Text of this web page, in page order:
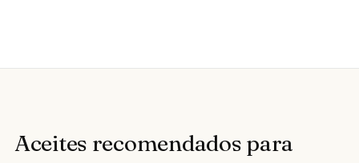
Aceites recomendados para